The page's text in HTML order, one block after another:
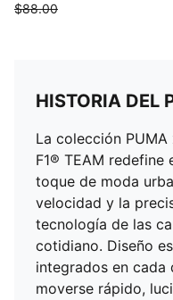
$88.00
HISTORIA DEL
La colección PUMA
F1® TEAM
toque de moda
velocidad y la
tecnología de las
cotidiano. Diseño
integrados en cada
moverse rápido,